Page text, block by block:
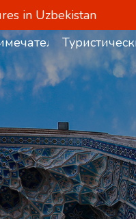
in Uzbekistan